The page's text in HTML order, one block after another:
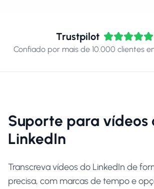
Trustpilot
Confiado por mais de 10.000 clientes
Suporte para vídeos
LinkedIn
Transcreva vídeos do LinkedIn de
precisa, com marcas de tempo e